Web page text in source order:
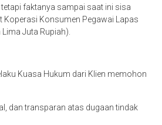
faktanya sampai saat ini sisa
Koperasi Konsumen Pegawai Lapas
Juta Rupiah).
Kuasa Hukum dari Klien memohon
dan transparan atas dugaan tindak